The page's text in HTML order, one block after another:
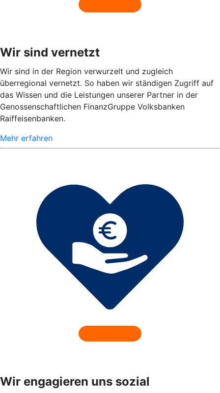
Wir sind vernetzt
Wir sind in der Region verwurzelt und zugleich
überregional vernetzt. So haben wir ständigen Zugriff auf
das Wissen und die Leistungen unserer Partner in der
Genossenschaftlichen FinanzGruppe Volksbanken
Raiffeisenbanken.
Mehr erfahren
Wir engagieren uns sozial